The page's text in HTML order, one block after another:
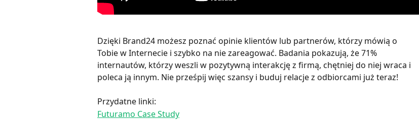
Dzięki Brand24 możesz poznać opinie klientów lub partnerów, którzy mówią o
Tobie w Internecie i szybko na nie zareagować. Badania pokazują, że 71%
internautów, którzy weszli w pozytywną interakcję z firmą, chętniej do niej wraca i
poleca ją innym. Nie prześpij więc szansy i buduj relacje z odbiorcami już teraz!
Przydatne linki:
Futuramo Case Study